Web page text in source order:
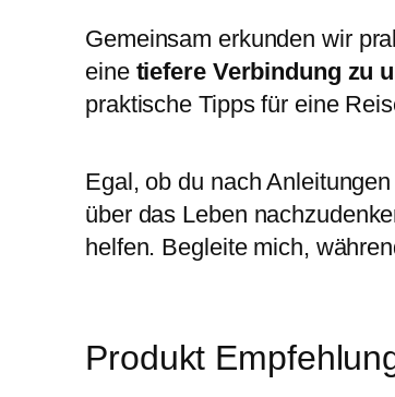
Gemeinsam erkunden wir
eine tiefere Verbindung zu
praktische Tipps für eine
Egal, ob du nach
über das Leben
helfen. Begleite mich,
Produkt